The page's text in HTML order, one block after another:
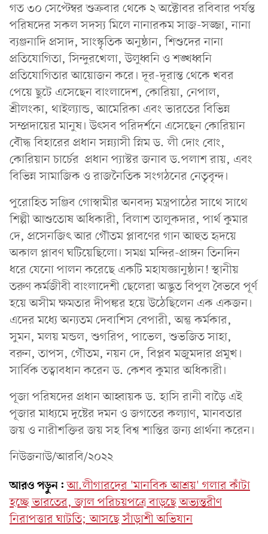
গত ৩০ সেপ্টেম্বর শুক্রবার থেকে ২ অক্টোবর রবিবার পর্যন্ত
পরিষদের সকল সদস্য মিলে নানারকম সাজ-সজ্জা, নানা
ব্যঞ্জনাদি প্রসাদ, সাংস্কৃতিক অনুষ্ঠান, শিশুদের নানা
প্রতিযোগিতা, সিন্দুরখেলা, উলুধ্বনি ও শঙ্খধ্বনি
প্রতিযোগিতার আয়োজন করে। দূর-দূরান্ত থেকে খবর
পেয়ে ছুটে এসেছেন বাংলাদেশ, কোরিয়া, নেপাল,
শ্রীলংকা, থাইল্যান্ড, আমেরিকা এবং ভারতের বিভিন্ন
সম্প্রদায়ের মানুষ। উৎসব পরিদর্শনে এসেছেন কোরিয়ান
বৌদ্ধ বিহারের প্রধান সন্ন্যাসী স্নিম ড. লী দোং বোং,
কোরিয়ান চার্চের প্রধান প্যাস্টর জনাব ড.পলাশ রায়, এবং
বিভিন্ন সামাজিক ও রাজনৈতিক সংগঠনের নেতৃবৃন্দ।
পুরোহিত সঞ্জিব গোস্বামীর অনবদ্য মন্ত্রপাঠের সাথে সাথে
শিল্পী আশুতোষ অধিকারী, বিলাশ তালুকদার, পার্থ কুমার
দে, প্রসেনজিৎ আর গৌতম প্লাবণের গান আহুত হৃদয়ে
অকাল প্লাবণ ঘটিয়েছিলো। সমগ্র মন্দির-প্রাঙ্গন তিনদিন
ধরে যেনো পালন করেছে একটি মহাযজ্ঞানুষ্ঠান! স্থানীয়
তরুণ কর্মজীবী বাংলাদেশী ছেলেরা অদ্ভুত বিপুল বৈভবে পূর্ণ
হয়ে অসীম ক্ষমতার দীপঙ্কর হয়ে উঠেছিলেন এক একজন।
এদের মধ্যে অন্যতম দেবাশিস বেপারী, অন্তু কর্মকার,
সুমন, মলয় মন্ডল, শুগরিপ, পাভেল, শুভজিত সাহা,
বরুন, তাপস, গৌতম, নয়ন দে, বিপ্লব মজুমদার প্রমুখ।
সার্বিক তত্বাবধান করেন ড. কেশব কুমার অধিকারী।
পূজা পরিষদের প্রধান আহ্বায়ক ড. হাসি রানী বাড়ৈ এই
পূজার মাধ্যমে দুষ্টের দমন ও জগতের কল্যাণ, মানবতার
জয় ও নারীশক্তির জয় সহ বিশ্ব শান্তির জন্য প্রার্থনা করেন।
নিউজনাউ/আরবি/২০২২
আরও পড়ুন: আ.লীগারদের 'মানবিক আশ্রয়' গলার কাঁটা
হচ্ছে ভারতের, জাল পরিচয়পত্রে বাড়ছে অভ্যন্তরীণ
নিরাপত্তার ঘাটতি; আসছে সাঁড়াশী অভিযান